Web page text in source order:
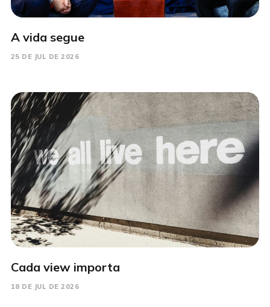
A vida segue
25 DE JUL DE 2026
Cada view importa
18 DE JUL DE 2026